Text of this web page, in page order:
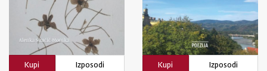
Kupi
Izposodi
Kupi
Izposodi